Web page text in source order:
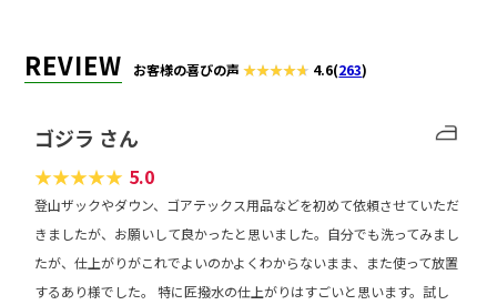
合皮ダウンロングコート
合皮付ダウンハーフコート +1,155円
レザーダウンジャンパー
レザーダウンハーフコート 10,340円 15,510円 18,590円 22,770円
レザーダウンロングコート 11,440円 17,160円 20,570円 25,190円 +3,432円
REVIEW お客様の喜びの声 4.6(263)
ゴジラ さん
★★★★★ 5.0
登山ザックやダウン、ゴアテックス用品などを初めて依頼させていただ
きましたが、お願いして良かったと思いました。自分でも洗ってみまし
たが、仕上がりがこれでよいのかよくわからないまま、また使って放置
するあり様でした。 特に匠撥水の仕上がりはすごいと思います。試し